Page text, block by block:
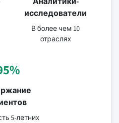
исследователи
В более чем 10
отраслях
5-летних